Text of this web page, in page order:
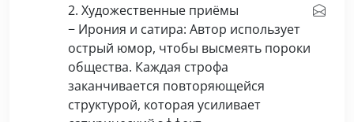
2. Художественные приёмы
− Ирония и сатира: Автор использует
острый юмор, чтобы высмеять пороки
общества. Каждая строфа
заканчивается повторяющейся
структурой, которая усиливает